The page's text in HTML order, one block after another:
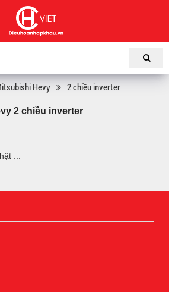
Hevy 2 chiều inverter
2 chiều inverter
...